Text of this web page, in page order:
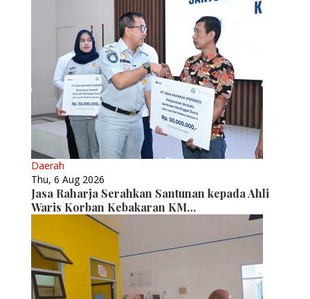
Daerah
Thu, 6 Aug 2026
Jasa Raharja Serahkan Santunan kepada Ahli
Waris Korban Kebakaran KM…